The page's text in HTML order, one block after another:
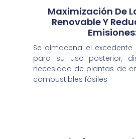
Maximización De
Renovable Y
Se almacena el
para su uso posterior,
necesidad de plantas de
combustibles fósiles